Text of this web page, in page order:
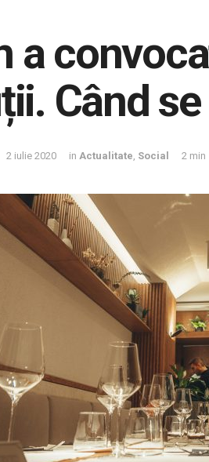
a
Când
2 iulie 2020 in Actualitate, Social 2 min